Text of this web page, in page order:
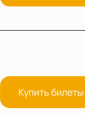
Купить билеты